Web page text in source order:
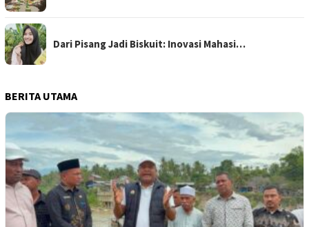
Dari Pisang Jadi Biskuit: Inovasi Mahasi…
BERITA UTAMA